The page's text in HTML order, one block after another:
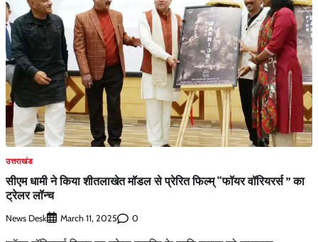
उत्तराखंड
सीएम धामी ने किया शीतलाखेत मॉडल से प्रेरित फिल्म् “फॉयर वॉरियरर्स ” का
ट्रेलर लॉन्च
News Desk March 11, 2025 0